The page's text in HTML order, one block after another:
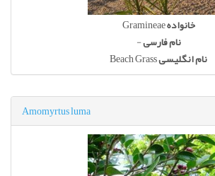
خانوادهGramineae
نام فارسی-
نام انگلیسیBeach Grass
Amomyrtus luma